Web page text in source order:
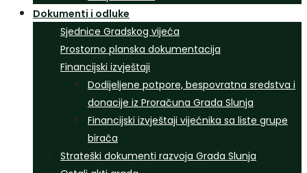
Dokumenti i odluke
Sjednice Gradskog vijeća
Prostorno planska dokumentacija
Financijski izvještaji
Dodijeljene potpore, bespovratna sredstva i
donacije iz Proračuna Grada Slunja
Financijski izvještaji vijećnika sa liste grupe
birača
Strateški dokumenti razvoja Grada Slunja